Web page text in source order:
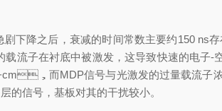
下降之后，衰减的时间常数主要约150 ns
衬底中被激发，这导致快速的电子-空
，而MDP信号与光激发的过量载流子
信号，基板对其的干扰较小。